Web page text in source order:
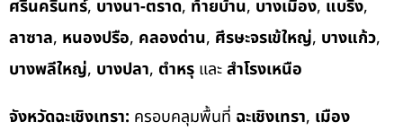
ศรีนครินทร์, บางนา-ตราด, ท้ายบ้าน, บางเมือง, แบริ่ง,
ลาซาล, หนองปรือ, คลองด่าน, ศีรษะจรเข้ใหญ่, บางแก้ว,
บางพลีใหญ่, บางปลา, ตำหรุ และสำโรงเหนือ
จังหวัดฉะเชิงเทรา: ครอบคลุมพื้นที่ ฉะเชิงเทรา, เมือง